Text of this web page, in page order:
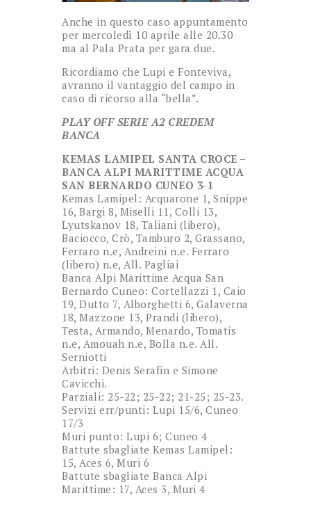
Anche in questo caso appuntamento
per mercoledì 10 aprile alle 20.30
ma al Pala Prata per gara due.
Ricordiamo che Lupi e Fonteviva,
avranno il vantaggio del campo in
caso di ricorso alla “bella”.
PLAY OFF SERIE A2 CREDEM
BANCA
KEMAS LAMIPEL SANTA CROCE –
BANCA ALPI MARITTIME ACQUA
SAN BERNARDO CUNEO 3-1
Kemas Lamipel: Acquarone 1, Snippe
16, Bargi 8, Miselli 11, Colli 13,
Lyutskanov 18, Taliani (libero),
Baciocco, Crò, Tamburo 2, Grassano,
Ferraro n.e, Andreini n.e. Ferraro
(libero) n.e, All. Pagliai
Banca Alpi Marittime Acqua San
Bernardo Cuneo: Cortellazzi 1, Caio
19, Dutto 7, Alborghetti 6, Galaverna
18, Mazzone 13, Prandi (libero),
Testa, Armando, Menardo, Tomatis
n.e, Amouah n.e, Bolla n.e. All.
Serniotti
Arbitri: Denis Serafin e Simone
Cavicchi.
Parziali: 25-22; 25-22; 21-25; 25-23.
Servizi err/punti: Lupi 15/6, Cuneo
17/3
Muri punto: Lupi 6; Cuneo 4
Battute sbagliate Kemas Lamipel:
15, Aces 6, Muri 6
Battute sbagliate Banca Alpi
Marittime: 17, Aces 3, Muri 4